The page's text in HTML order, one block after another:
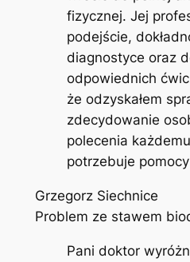
fizycznej. Jej
podejście,
diagnostyce oraz
odpowiednich
że odzyskałem
zdecydowanie
polecenia
potrzebuje
Grzegorz Siechnice
Problem ze stawem
Pani doktor